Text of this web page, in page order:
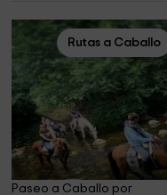
Rutas a Caballo
Paseo a Caballo por